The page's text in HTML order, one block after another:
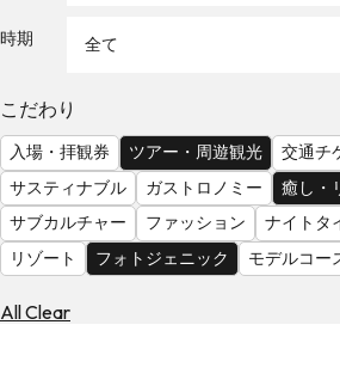
を
見
る
時期 全て
こだわり
入場・拝観券 ツアー・周遊観光
交通チ
サスティナブル
ガストロノミー
癒し・
サブカルチャー
ファッション
ナイトタ
リゾート
フォトジェニック モデルコー
All Clear